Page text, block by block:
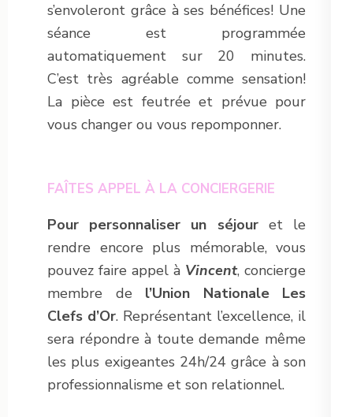
s’envoleront grâce à ses bénéfices! Une
séance est programmée
automatiquement sur 20 minutes.
C’est très agréable comme sensation!
La pièce est feutrée et prévue pour
vous changer ou vous repomponner.
FAÎTES APPEL À LA CONCIERGERIE
Pour personnaliser un séjouret le
rendre encore plus mémorable, vous
pouvez faire appel à Vincent, concierge
membre de l’Union Nationale Les
Clefs d’Or. Représentant l’excellence, il
sera répondre à toute demande même
les plus exigeantes 24h/24 grâce à son
professionnalisme et son relationnel.